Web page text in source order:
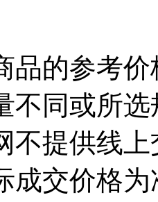
品的参考
不同或所
不提供线
成交价格为